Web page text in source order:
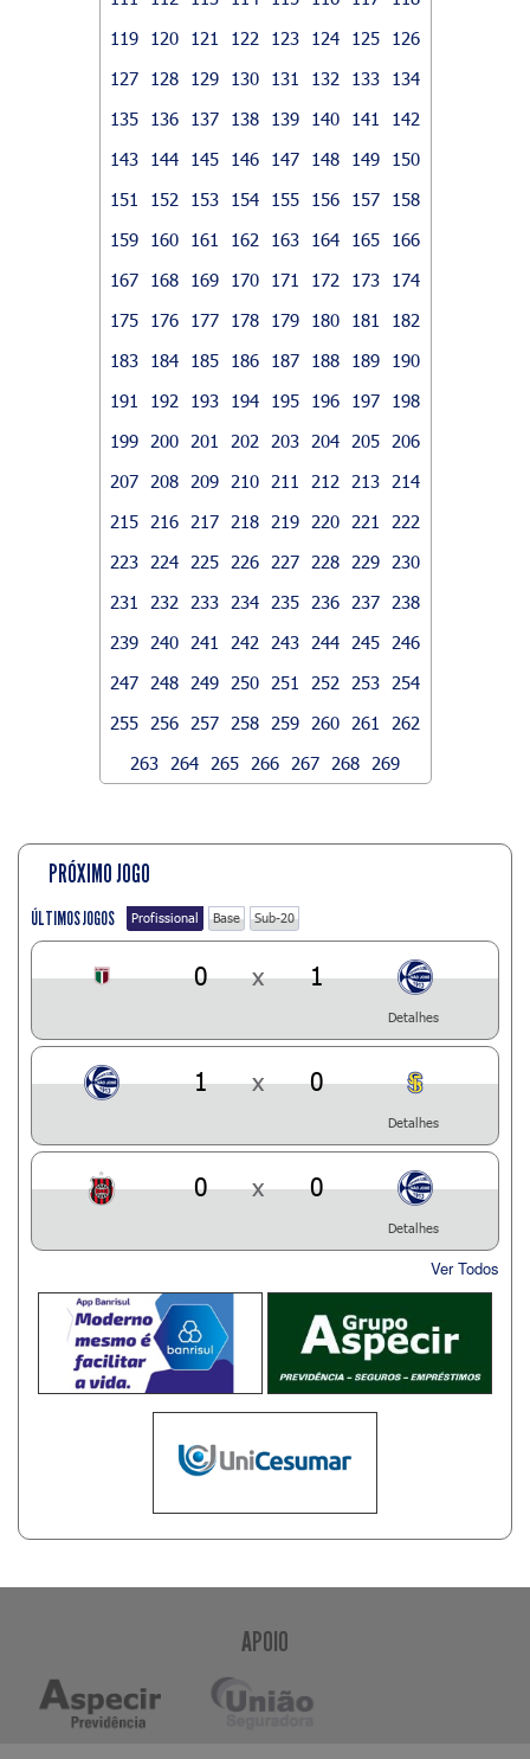
119
120 121 122 123 124 125
126
127
128 129 130 131 132 133
134
135
136 137 138 139 140 141
142
143
144 145 146 147 148 149
150
151
152 153 154 155 156 157
158
159
160 161 162 163 164 165
166
167
168 169 170 171 172 173
174
175
176 177 178 179 180 181
182
183
184 185 186 187 188 189
190
191
192 193 194 195 196 197
198
199
200 201 202 203 204 205
206
207
208 209 210 211 212 213
214
215
216 217 218 219 220 221
222
223
224 225 226 227 228 229
230
231
232 233 234 235 236 237
238
239
240 241 242 243 244 245
246
247
248 249 250 251 252 253
254
255
256 257 258 259 260 261
262
263
264 265 266 267 268 269
PRÓXIMO JOGO
ÚLTIMOS JOGOS Profissional Base Sub-20
0 x 1
Detalhes
1 x 0
Detalhes
0 x 0
Detalhes
Ver Todos
APOIO